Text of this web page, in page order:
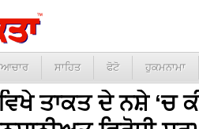
ਸਾਹਿਤ ਫੋਟੋ ਹੁਕਮਨਾਮਾ
ਤਾਕਤ ਦੇ ਨਸ਼ੇ ‘ਚ